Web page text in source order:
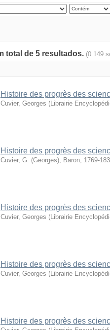
total de 5 resultados. (0.149
Histoire des progrès des
Cuvier, Georges (Librairie
Histoire des progrès des
Cuvier, G. (Georges), Baron, 1769-
Histoire des progrès des
Cuvier, Georges (Librairie
Histoire des progrès des
Cuvier, Georges (Librairie
Histoire des progrès des